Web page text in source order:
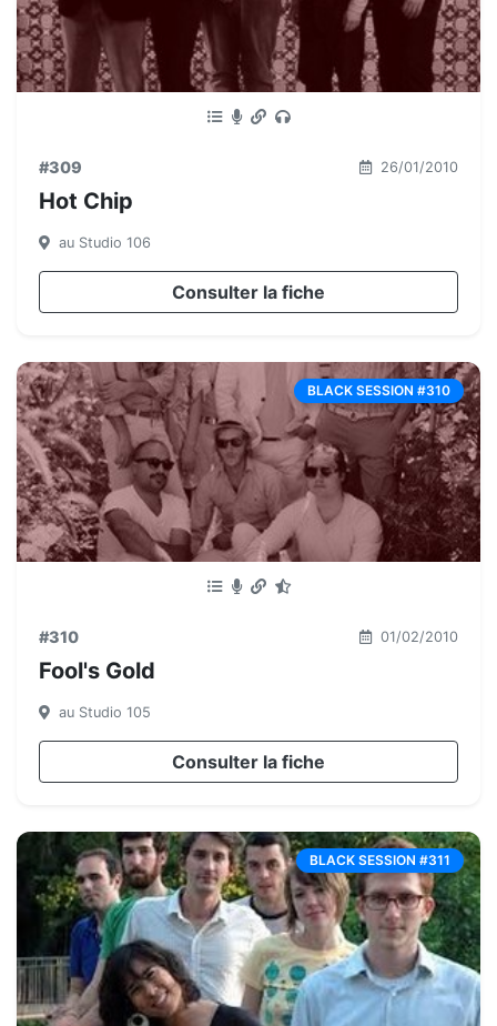
#309 26/01/2010
Hot Chip
au Studio 106
Consulter la fiche
BLACK SESSION #310
#310 01/02/2010
Fool's Gold
au Studio 105
Consulter la fiche
BLACK SESSION #311